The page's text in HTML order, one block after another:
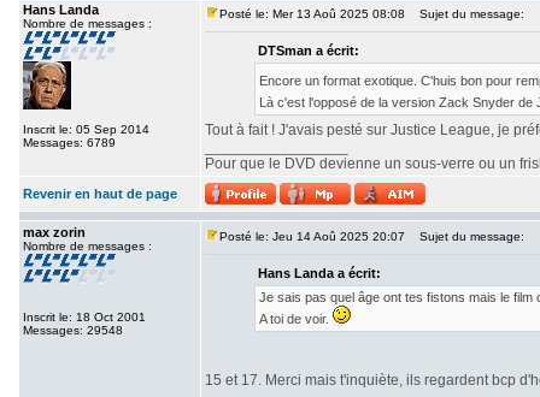
Hans Landa
Nombre de messages :
Inscrit le: 05 Sep 2014
Messages: 6789
Posté le: Mer 13 Aoû 2025 08:08 Sujet du message:
DTSman a écrit:
Encore un format exotique. C'huis bon pour
Là c'est l'opposé de la version Zack Snyder de
Tout à fait ! J'avais pesté sur Justice League, je
Pour que le DVD devienne un sous-verre ou un
Revenir en haut de page
max zorin
Nombre de messages :
Inscrit le: 18 Oct 2001
Messages: 29548
Posté le: Jeu 14 Aoû 2025 20:07 Sujet du message:
Hans Landa a écrit:
Je sais pas quel âge ont tes fistons mais le
A toi de voir.
15 et 17. Merci mais t'inquiète, ils regardent bcp